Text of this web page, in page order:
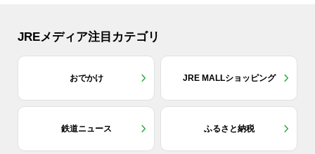
JREメディア注目カテゴリ
おでかけ JRE MALLショッピング
鉄道ニュース ふるさと納税